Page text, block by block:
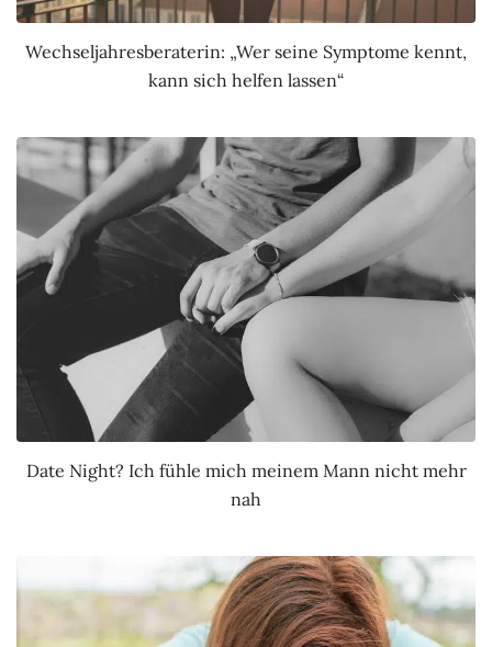
Wechseljahresberaterin: „Wer seine Symptome kennt,
kann sich helfen lassen“
Date Night? Ich fühle mich meinem Mann nicht mehr
nah